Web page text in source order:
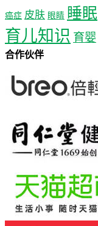
癌症 皮肤 眼睛 睡眠
育儿知识 育婴
合作伙伴